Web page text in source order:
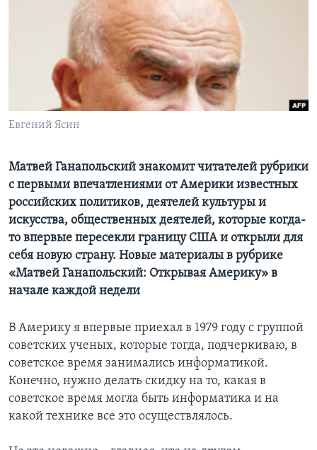
Learning English
СОЦИАЛЬНЫЕ СЕТИ
Языки
Евгений Ясин
Матвей Ганапольский знакомит читателей рубрики
с первыми впечатлениями от Америки известных
российских политиков, деятелей культуры и
искусства, общественных деятелей, которые когда-
то впервые пересекли границу США и открыли для
себя новую страну. Новые материалы в рубрике
«Матвей Ганапольский: Открывая Америку» в
начале каждой недели
В Америку я впервые приехал в 1979 году с группой
советских ученых, которые тогда, подчеркиваю, в
советское время занимались информатикой.
Конечно, нужно делать скидку на то, какая в
советское время могла быть информатика и на
какой технике все это осуществлялось.